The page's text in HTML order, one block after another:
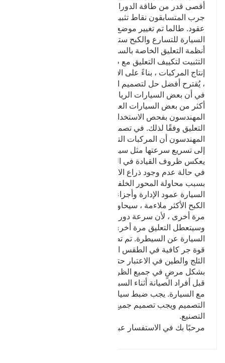
أقصى قدر من طاقة الدوران إلى طاقة تسريع.
جرب المتسابقون نقاط تثبيت أجهزة تعليق المركبات منذ
عقود. طالما تم تغيير موضع التثبيت قليلاً ، فإن استجابة
السيارة للتسارع والكبح ستكون مختلفة إلى حد كبير. في
أنظمة التعليق الخاصة بالسباقات ، يمكن تعديل نقاط
التثبيت لتكييف التعليق مع ظروف الجنزير المتغيرة. في
إنتاج المركبات ، بناءً على الاعتبار الكامل لتصميم التعليق
، يُقترح أفضل حل لتصميم التعليق. الممارسة هي السبب
في أن بعض السيارات الرياضية تشبه سيارات السباق
أكثر من بعض السيارات العائلية أو شاحنات البيك أب. قام
المهندسون بفحص الاستخدام المقصود للسيارة وصمموا
التعليق وفقًا لذلك. في تصميم ذراع عزم الدوران ، تعلم
المهندسون أن المركبات التي تسير في الشوارع لا تحتاج
إلى تسريع سرعتها مثل سيارات السباق ، وأن تصميمها
يعكس ظروف القيادة في العالم الحقيقي.
في حالة عدم وجود ذراع الالتواء ، سيتعطل تعليق السيارة
بسبب محاولة المحور الخلفي الدوران ، وسوف تكسر
السيارة عمود الإدارة وأجزاء التعليق. في ظل ظروف
الكبح الأكثر ملاءمة ، سيحاول المحور الخلفي الدوران
مرة أخرى ، لأن سرعة دوران الإطارات تتباطأ ،
وسيتعطل التعليق مرة أخرى ، مما يتسبب في خروج
السيارة عن السيطرة. تم تصميم الذراع المتأرجحة لتوفير
قوة جر كافية في الطقس الرطب والجاف. يتم أيضًا أخذ
الثلج والطين في الاعتبار حتى تتمكن السيارة من العمل
بشكل مرضٍ في جميع الظروف. يمكن تعديل السيارة من
قبل أفراد الصيانة أثناء السباق لتحسين خصائص التعامل
مع السيارة. يجب ضبط سيارات الشوارع على لوحة
التصميم ويجب تصميم جميع خصائص الأداء في وقت
التصنيع.
مرحبًا بك في الاستفسار عبر الإنترنت.